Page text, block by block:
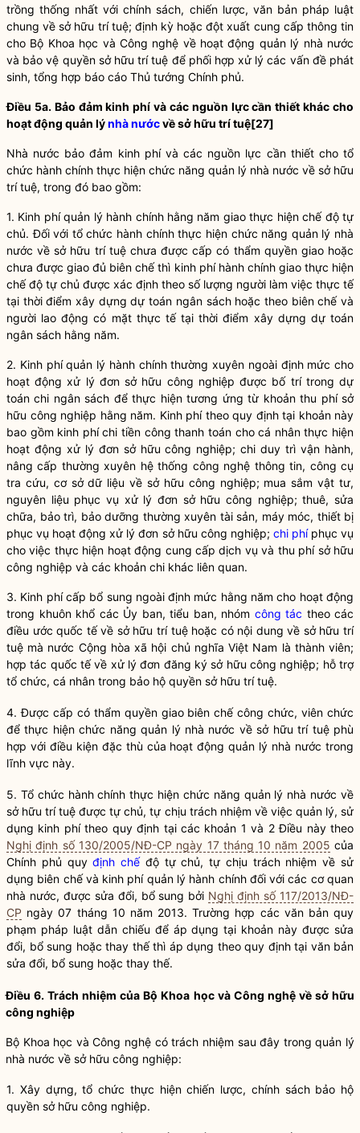
trồng thống nhất với chính sách, chiến lược, văn bản pháp luật
chung về sở hữu trí tuệ; định kỳ hoặc đột xuất cung cấp thông tin
cho Bộ Khoa học và Công nghệ về hoạt động quản lý nhà nước
và bảo vệ quyềnsở hữu trí tuệ để phối hợp xử lý các vấn đề phát
sinh, tổng hợp báo cáo Thủ tướng Chính phủ.
Điều 5a. Bảo đảm kinh phí và các nguồn lực cần thiết khác cho
hoạt động quản lýnhà nướcvề sở hữu trí tuệ[27]
Nhà nước bảo đảm kinh phí và các nguồn lực cần thiết cho tổ
chức hành chính thực hiện chức năng quản lý nhà nước về sở hữu
trí tuệ, trong đó bao gồm:
1. Kinh phí quản lý hành chính hằng năm giao thực hiện chế độ tự
chủ. Đối với tổ chức hành chính thực hiện chức năng quản lý nhà
nước về sở hữu trí tuệ chưa được cấp có thẩm quyềngiao hoặc
chưa được giao đủ biên chế thì kinh phí hành chính giao thực hiện
chế độ tự chủ được xác định theo số lượng người làm việc thực tế
tại thời điểm xây dựng dự toán ngân sách hoặc theo biên chế và
người lao động có mặt thực tế tại thời điểm xây dựng dự toán
ngân sách hằng năm.
2. Kinh phí quản lý hành chính thường xuyên ngoài định mức cho
hoạt động xử lý đơn sở hữu công nghiệp được bố trí trong dự
toán chi ngân sách để thực hiện tương ứng từ khoản thu phí sở
hữu công nghiệp hằng năm. Kinh phí theo quy định tại khoản này
bao gồm kinh phí chi tiền công thanh toán cho cá nhân thực hiện
hoạt động xử lý đơn sở hữu công nghiệp; chi duy trì vận hành,
nâng cấp thường xuyên hệ thống công nghệ thông tin, công cụ
tra cứu, cơ sở dữ liệu về sở hữu công nghiệp; mua sắm vật tư,
nguyên liệu phục vụ xử lý đơn sở hữu công nghiệp; thuê, sửa
chữa, bảo trì, bảo dưỡng thường xuyên tài sản, máy móc, thiết bị
phục vụ hoạt động xử lý đơn sở hữu công nghiệp; chi phíphục vụ
cho việc thực hiện hoạt động cung cấp dịch vụ và thu phí sở hữu
công nghiệp và các khoản chi khác liên quan.
3. Kinh phí cấp bổ sung ngoài định mức hằng năm cho hoạt động
trong khuôn khổ các Ủy ban, tiểu ban, nhóm công tác theo các
điều ước quốc tế về sở hữu trí tuệ hoặc có nội dung về sở hữu trí
tuệ mà nước Cộng hòa xã hội chủ nghĩa Việt Nam là thành viên;
hợp tác quốc tế về xử lý đơn đăng ký sở hữu công nghiệp; hỗ trợ
tổ chức, cá nhân trong bảo hộ quyền sở hữu trí tuệ.
4. Được cấp có thẩm quyềngiao biên chế công chức, viên chức
để thực hiện chức năngquản lý nhà nước về sở hữu trí tuệ phù
hợp với điều kiện đặc thù của hoạt độngquản lý nhà nước trong
lĩnh vực này.
5. Tổ chức hành chính thực hiện chức năng quản lý nhà nước về
sở hữu trí tuệ được tự chủ, tự chịu trách nhiệm về việc quản lý, sử
dụng kinh phí theo quy định tại các khoản 1 và 2 Điều này theo
Nghị định số 130/2005/NĐ-CP ngày 17 tháng 10 năm 2005 của
Chính phủ quyđịnh chếđộ tự chủ, tự chịu trách nhiệm về sử
dụng biên chế và kinh phí quản lý hành chính đối với các cơ quan
nhà nước, được sửa đổi, bổ sung bởi Nghị định số 117/2013/NĐ-
CP ngày 07 tháng 10 năm 2013. Trường hợp các văn bản quy
phạm pháp luậtdẫn chiếu để áp dụng tại khoản này được sửa
đổi, bổ sung hoặc thay thế thì áp dụng theo quy định tại văn bản
sửa đổi, bổ sung hoặc thay thế.
Điều 6. Trách nhiệm của Bộ Khoa học và Công nghệ về sở hữu
công nghiệp
Bộ Khoa học và Công nghệ có trách nhiệm sau đây trongquản lý
nhà nước về sở hữu công nghiệp:
1. Xây dựng, tổ chức thực hiện chiến lược, chính sách bảo hộ
quyền sở hữu công nghiệp.